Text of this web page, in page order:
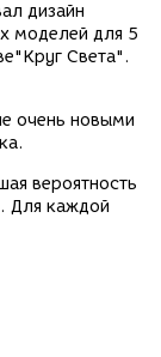
дизайн
моделей для 5
Света".
очень новыми
вероятность
Для каждой